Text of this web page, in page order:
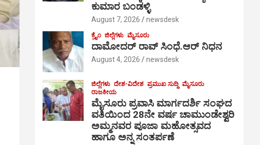
ಕುಮಾರ ಬಂಡಳ್ಳಿ
August 7, 2026 newsdesk
ಕ್ರೈಂ ಜಿಲ್ಲೆಗಳು ಮೈಸೂರು
ದಾಮೋದರ್ ರಾವ್ ಸಿಂಧೆ.ಆರ್ ನಿಧನ
August 4, 2026 newsdesk
ಜಿಲ್ಲೆಗಳು ದೇಶ-ವಿದೇಶ ಪ್ರಮುಖ ಸುದ್ದಿ ಮೈಸೂರು
ರಾಜಕೀಯ
ಮೈಸೂರು ಪ್ರವಾಸಿ ಮಾರ್ಗದರ್ಶಿ ಸಂಘದ
ವತಿಯಿಂದ 28ನೇ ವರ್ಷ ಚಾಮುಂಡೇಶ್ವರಿ
ಅಮ್ಮನವರ ಪೂಜಾ ಮಹೋತ್ಸವದ
ಹಾಗೂ ಅನ್ನ ಸಂತರ್ಪಣೆ